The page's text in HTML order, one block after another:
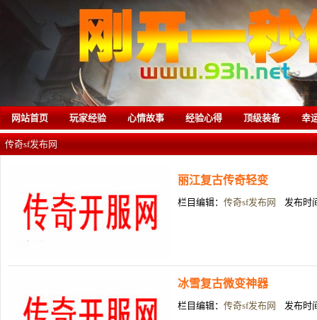
网站首页 玩家经验 心情故事 经验心得 顶级装备 幸
传奇sf发布网
丽江复古传奇轻变
栏目编辑： 传奇sf发布网 发布时
冰雪复古微变神器
栏目编辑： 传奇sf发布网 发布时